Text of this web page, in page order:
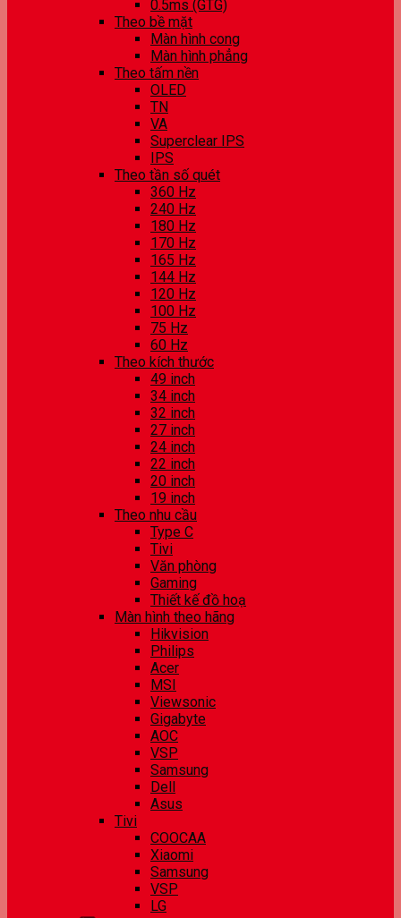
0.5ms (GTG)
Theo bề mặt
Màn hình cong
Màn hình phẳng
Theo tấm nền
OLED
TN
VA
Superclear IPS
IPS
Theo tần số quét
360 Hz
240 Hz
180 Hz
170 Hz
165 Hz
144 Hz
120 Hz
100 Hz
75 Hz
60 Hz
Theo kích thước
49 inch
34 inch
32 inch
27 inch
24 inch
22 inch
20 inch
19 inch
Theo nhu cầu
Type C
Tivi
Văn phòng
Gaming
Thiết kế đồ hoạ
Màn hình theo hãng
Hikvision
Philips
Acer
MSI
Viewsonic
Gigabyte
AOC
VSP
Samsung
Dell
Asus
Tivi
COOCAA
Xiaomi
Samsung
VSP
LG